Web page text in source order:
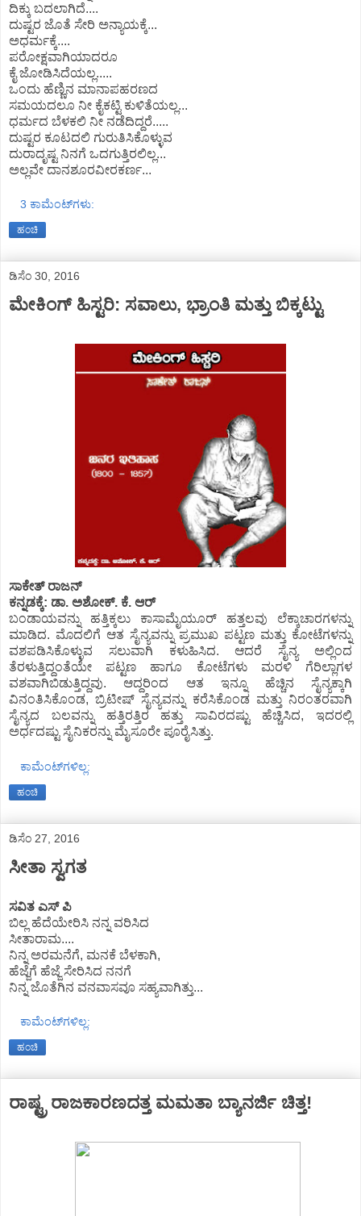
ದಿಕ್ಕು ಬದಲಾಗಿದೆ....
ದುಷ್ಟರ‌ ಜೊತೆ‌ ಸೇರಿ ಅನ್ಯಾಯಕ್ಕೆ...
ಅಧರ್ಮಕ್ಕೆ....
ಪರೋಕ್ಷವಾಗಿಯಾದರೂ
‌ಕೈ ಜೋಡಿಸಿದೆಯಲ್ಲ.....
ಒಂದು ಹೆಣ್ಣಿನ ಮಾನಾಪಹರಣದ
ಸಮಯದಲೂ ನೀ ಕೈಕಟ್ಟಿ ಕುಳಿತೆಯಲ್ಲ...
ಧರ್ಮದ ಬೆಳಕಲಿ ನೀ ನಡೆದಿದ್ದರೆ.....
ದುಷ್ಟರ ಕೂಟದಲಿ ಗುರುತಿಸಿಕೊಳ್ಳುವ
ದುರಾದೃಷ್ಟ ನಿನಗೆ ಒದಗುತ್ತಿರಲಿಲ್ಲ...
ಅಲ್ಲವೇ ದಾನಶೂರವೀರ‌ಕರ್ಣ...
3 ಕಾಮೆಂಟ್‌ಗಳು:
ಹಂಚಿ
ಡಿಸೆಂ 30, 2016
ಮೇಕಿಂಗ್ ಹಿಸ್ಟರಿ: ಸವಾಲು, ಭ್ರಾಂತಿ ಮತ್ತು ಬಿಕ್ಕಟ್ಟು
ಸಾಕೇತ್ ರಾಜನ್
ಕನ್ನಡಕ್ಕೆ: ಡಾ. ಅಶೋಕ್. ಕೆ. ಆರ್
ಬಂಡಾಯವನ್ನು ಹತ್ತಿಕ್ಕಲು ಕಾಸಾಮೈಯೂರ್ ಹತ್ತಲವು ಲೆಕ್ಕಾಚಾರಗಳನ್ನು
ಮಾಡಿದ. ಮೊದಲಿಗೆ ಆತ ಸೈನ್ಯವನ್ನು ಪ್ರಮುಖ ಪಟ್ಟಣ ಮತ್ತು ಕೋಟೆಗಳನ್ನು
ವಶಪಡಿಸಿಕೊಳ್ಳುವ ಸಲುವಾಗಿ ಕಳುಹಿಸಿದ. ಆದರೆ ಸೈನ್ಯ ಅಲ್ಲಿಂದ
ತೆರಳುತ್ತಿದ್ದಂತೆಯೇ ಪಟ್ಟಣ ಹಾಗೂ ಕೋಟೆಗಳು ಮರಳಿ ಗೆರಿಲ್ಲಾಗಳ
ವಶವಾಗಿಬಿಡುತ್ತಿದ್ದವು. ಆದ್ದರಿಂದ ಆತ ಇನ್ನೂ ಹೆಚ್ಚಿನ ಸೈನ್ಯಕ್ಕಾಗಿ
ವಿನಂತಿಸಿಕೊಂಡ, ಬ್ರಿಟೀಷ್ ಸೈನ್ಯವನ್ನು ಕರೆಸಿಕೊಂಡ ಮತ್ತು ನಿರಂತರವಾಗಿ
ಸೈನ್ಯದ ಬಲವನ್ನು ಹತ್ತಿರತ್ತಿರ ಹತ್ತು ಸಾವಿರದಷ್ಟು ಹೆಚ್ಚಿಸಿದ, ಇದರಲ್ಲಿ
ಅರ್ಧದಷ್ಟು ಸೈನಿಕರನ್ನು ಮೈಸೂರೇ ಪೂರೈಸಿತ್ತು.
ಕಾಮೆಂಟ್‌ಗಳಿಲ್ಲ:
ಹಂಚಿ
ಡಿಸೆಂ 27, 2016
ಸೀತಾ ಸ್ವಗತ
ಸವಿತ ಎಸ್ ಪಿ
ಬಿಲ್ಲ ಹೆದೆಯೇರಿಸಿ ನನ್ನ ವರಿಸಿದ
ಸೀತಾರಾಮ‌....
ನಿನ್ನ ಅರಮನೆಗೆ, ಮನಕೆ ಬೆಳಕಾಗಿ,
ಹೆಜ್ಜೆಗೆ ಹೆಜ್ಜೆ ಸೇರಿಸಿದ ನನಗೆ
ನಿನ್ನ ಜೊತೆಗಿನ ವನವಾಸವೂ ಸಹ್ಯವಾಗಿತ್ತು...
ಕಾಮೆಂಟ್‌ಗಳಿಲ್ಲ:
ಹಂಚಿ
ರಾಷ್ಟ್ರ ರಾಜಕಾರಣದತ್ತ ಮಮತಾ ಬ್ಯಾನರ್ಜಿ ಚಿತ್ತ!